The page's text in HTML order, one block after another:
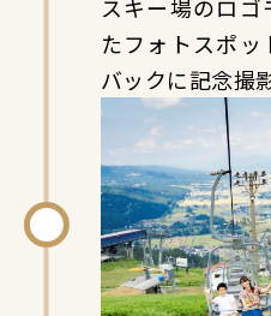
スキー場のロ
たフォトスポ
バックに記念撮